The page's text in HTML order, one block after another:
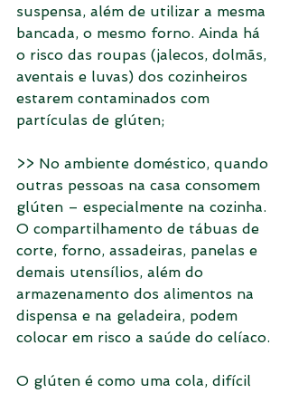
suspensa, além de utilizar a mesma
bancada, o mesmo forno. Ainda há
o risco das roupas (jalecos, dolmãs,
aventais e luvas) dos cozinheiros
estarem contaminados com
partículas de glúten;
>> No ambiente doméstico, quando
outras pessoas na casa consomem
glúten – especialmente na cozinha.
O compartilhamento de tábuas de
corte, forno, assadeiras, panelas e
demais utensílios, além do
armazenamento dos alimentos na
dispensa e na geladeira, podem
colocar em risco a saúde do celíaco.
O glúten é como uma cola, difícil